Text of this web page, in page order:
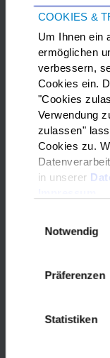
COOKIES &
Um Ihnen ein
ermöglichen
verbessern,
Cookies ein.
"Cookies
Verwendung
zulassen"
Cookies zu.
in unserer
Notwendig
Präferenzen
Statistiken